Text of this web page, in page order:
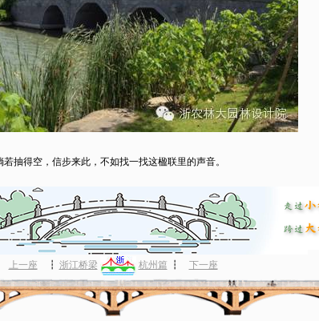
得空，信步来此，不如找一找这楹联里的声音。
上一座 ┇ 浙江桥梁 杭州篇 ┇ 下一座